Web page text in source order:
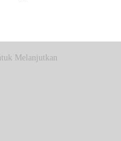
Melanjutkan